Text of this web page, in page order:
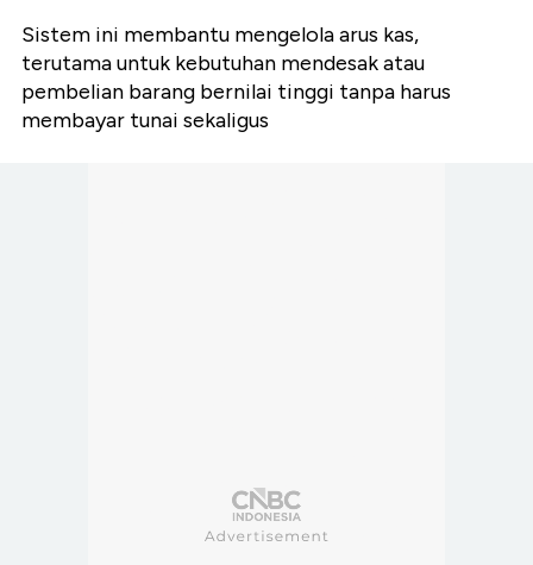
Sistem ini membantu mengelola arus kas,
terutama untuk kebutuhan mendesak atau
pembelian barang bernilai tinggi tanpa harus
membayar tunai sekaligus